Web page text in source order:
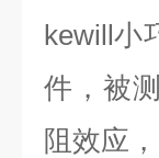
kewill小
件，被
阻效应